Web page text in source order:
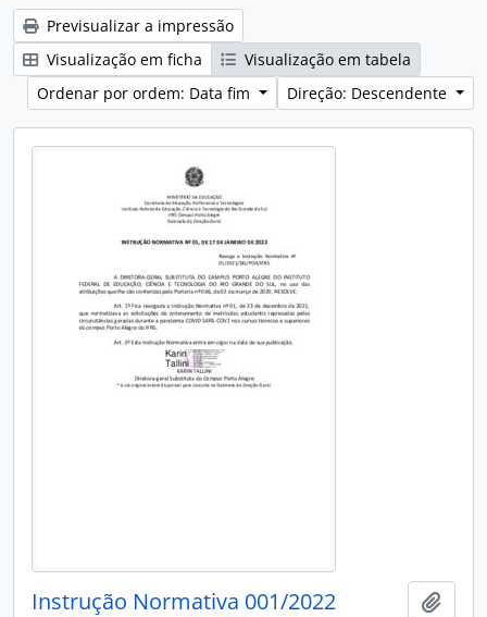
Previsualizar a impressão
Visualização em ficha
Visualização em tabela
Ordenar por ordem: Data fim
Direção: Descendente
Instrução Normativa 001/2022